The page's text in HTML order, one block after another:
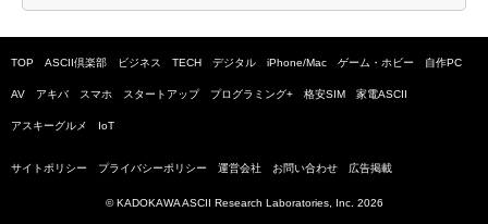
TOP ASCII倶楽部 ビジネス TECH デジタル iPhone/Mac ゲーム・ホビー 自作PC
AV アキバ スマホ スタートアップ プログラミング+ 格安SIM 家電ASCII
アスキーグルメ IoT
サイトポリシー プライバシーポリシー 運営会社 お問い合わせ 広告掲載
© KADOKAWA ASCII Research Laboratories, Inc. 2026